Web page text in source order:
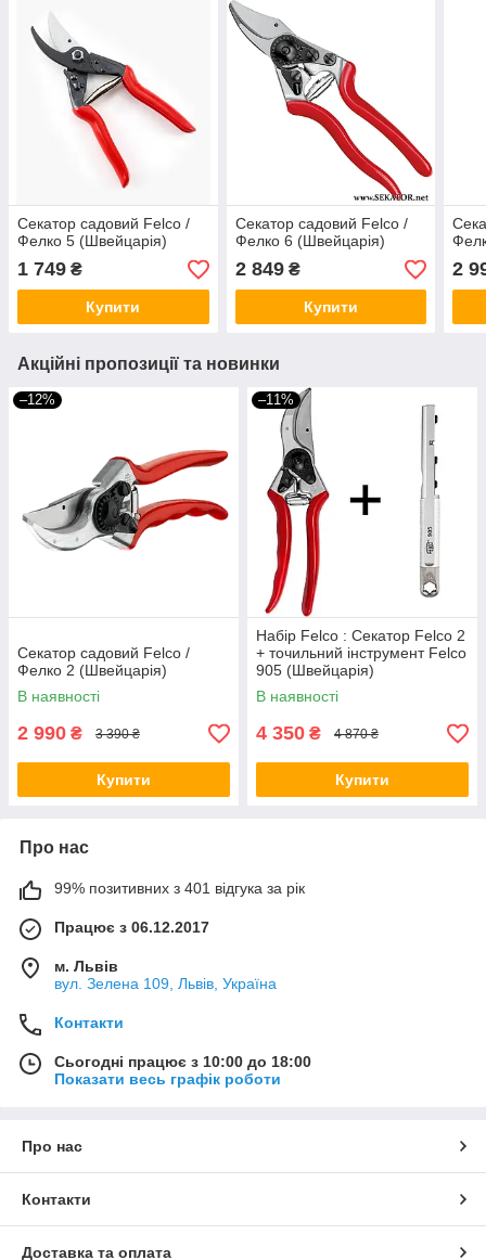
Секатор садовий Felco /
Фелко 5 (Швейцарія)
1 749 ₴
Купити
Секатор садовий Felco /
Фелко 6 (Швейцарія)
2 849₴
Купити
2
Акційні пропозиції та новинки
–12%
Секатор садовий Felco /
Фелко 2 (Швейцарія)
В наявності
2 990 ₴ 3 390 ₴
Купити
–11%
Набір Felco : Секатор Felco 2
+ точильний інструмент Felco
905 (Швейцарія)
В наявності
4 350 ₴ 4 870 ₴
Купити
Про нас
99% позитивних з 401 відгука за рік
Працює з 06.12.2017
м. Львів
вул. Зелена 109, Львів, Україна
Контакти
Сьогодні працює з 10:00 до 18:00
Показати весь графік роботи
Про нас
Контакти
Доставка та оплата